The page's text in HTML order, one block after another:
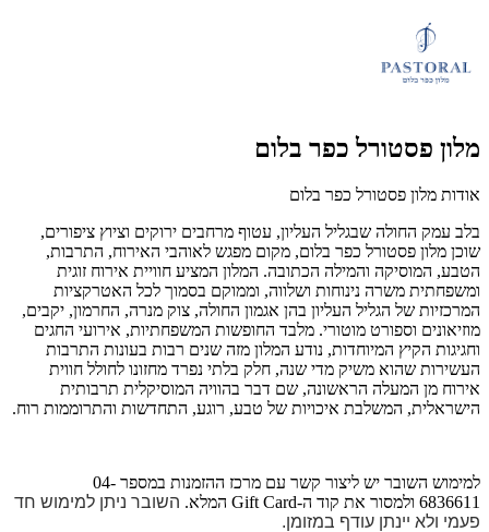
מלון פסטורל כפר בלום
אודות מלון פסטורל כפר בלום
בלב עמק החולה שבגליל העליון, עטוף מרחבים ירוקים וציוץ ציפורים,
שוכן מלון פסטורל כפר בלום, מקום מפגש לאוהבי האירוח, התרבות,
הטבע, המוסיקה והמילה הכתובה. המלון המציע חוויית אירוח זוגית
ומשפחתית משרה נינוחות ושלווה, וממוקם בסמוך לכל האטרקציות
המרכזיות של הגליל העליון בהן אגמון החולה, צוק מנרה, החרמון, יקבים,
מוזיאונים וספורט מוטורי. מלבד החופשות המשפחתיות, אירועי החגים
וחגיגות הקיץ המיוחדות, נודע המלון מזה שנים רבות בעונות התרבות
העשירות שהוא משיק מדי שנה, חלק בלתי נפרד מחזונו לחולל חווית
אירוח מן המעלה הראשונה, שם דבר בהוויה המוסיקלית תרבותית
הישראלית, המשלבת איכויות של טבע, רוגע, התחדשות והתרוממות רוח.
למימוש השובר יש ליצור קשר עם מרכז ההזמנות במספר 04-
6836611 ולמסור את קוד ה-Gift Card המלא.
השובר ניתן למימוש חד
פעמי ולא יינתן עודף במזומן.